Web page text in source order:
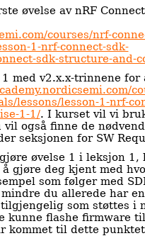
øvelse av nRF Connect
courses/nrf-
1-nrf-connect-sdk-
sdk-structure-and-
med v2.x.x-trinnene for
lessons/lesson-1-nrf-
1-1/. I kurset vil vi
vil også finne de
seksjonen for SW
øvelse 1 i leksjon 1,
gjøre deg kjent med
som følger med
du allerede har en
som støttes i
kunne flashe firmware
kommet til dette